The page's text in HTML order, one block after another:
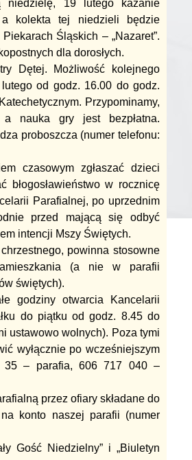
niedzielę, 19 lutego kazanie
a kolekta tej niedzieli będzie
Śląskich – „Nazaret”.
dla dorosłych.
Dętej. Możliwość kolejnego
od godz. 16.00 do godz.
Przypominamy,
a nauka gry jest bezpłatna.
proboszcza (numer telefonu:
czasowym zgłaszać dzieci
błogosławieństwo w rocznicę
Parafialnej, po uprzednim
przed mającą się odbyć
intencji Mszy Świętych.
powinna stosowne
(a nie w parafii
świętych).
godziny otwarcia Kancelarii
do piątku od godz. 8.45 do
ustawowo wolnych). Poza tymi
wyłącznie po wcześniejszym
35 – parafia, 606 717 040 –
przez ofiary składane do
konto naszej parafii (numer
Gość Niedzielny” i „Biuletyn